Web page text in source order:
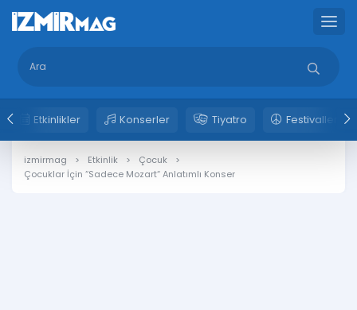
Etkinlikler Konserler Tiyatro Festivaller
izmirmag Etkinlik
Çocuk
Çocuklar İçin “Sadece Mozart“ Anlatımlı Konser